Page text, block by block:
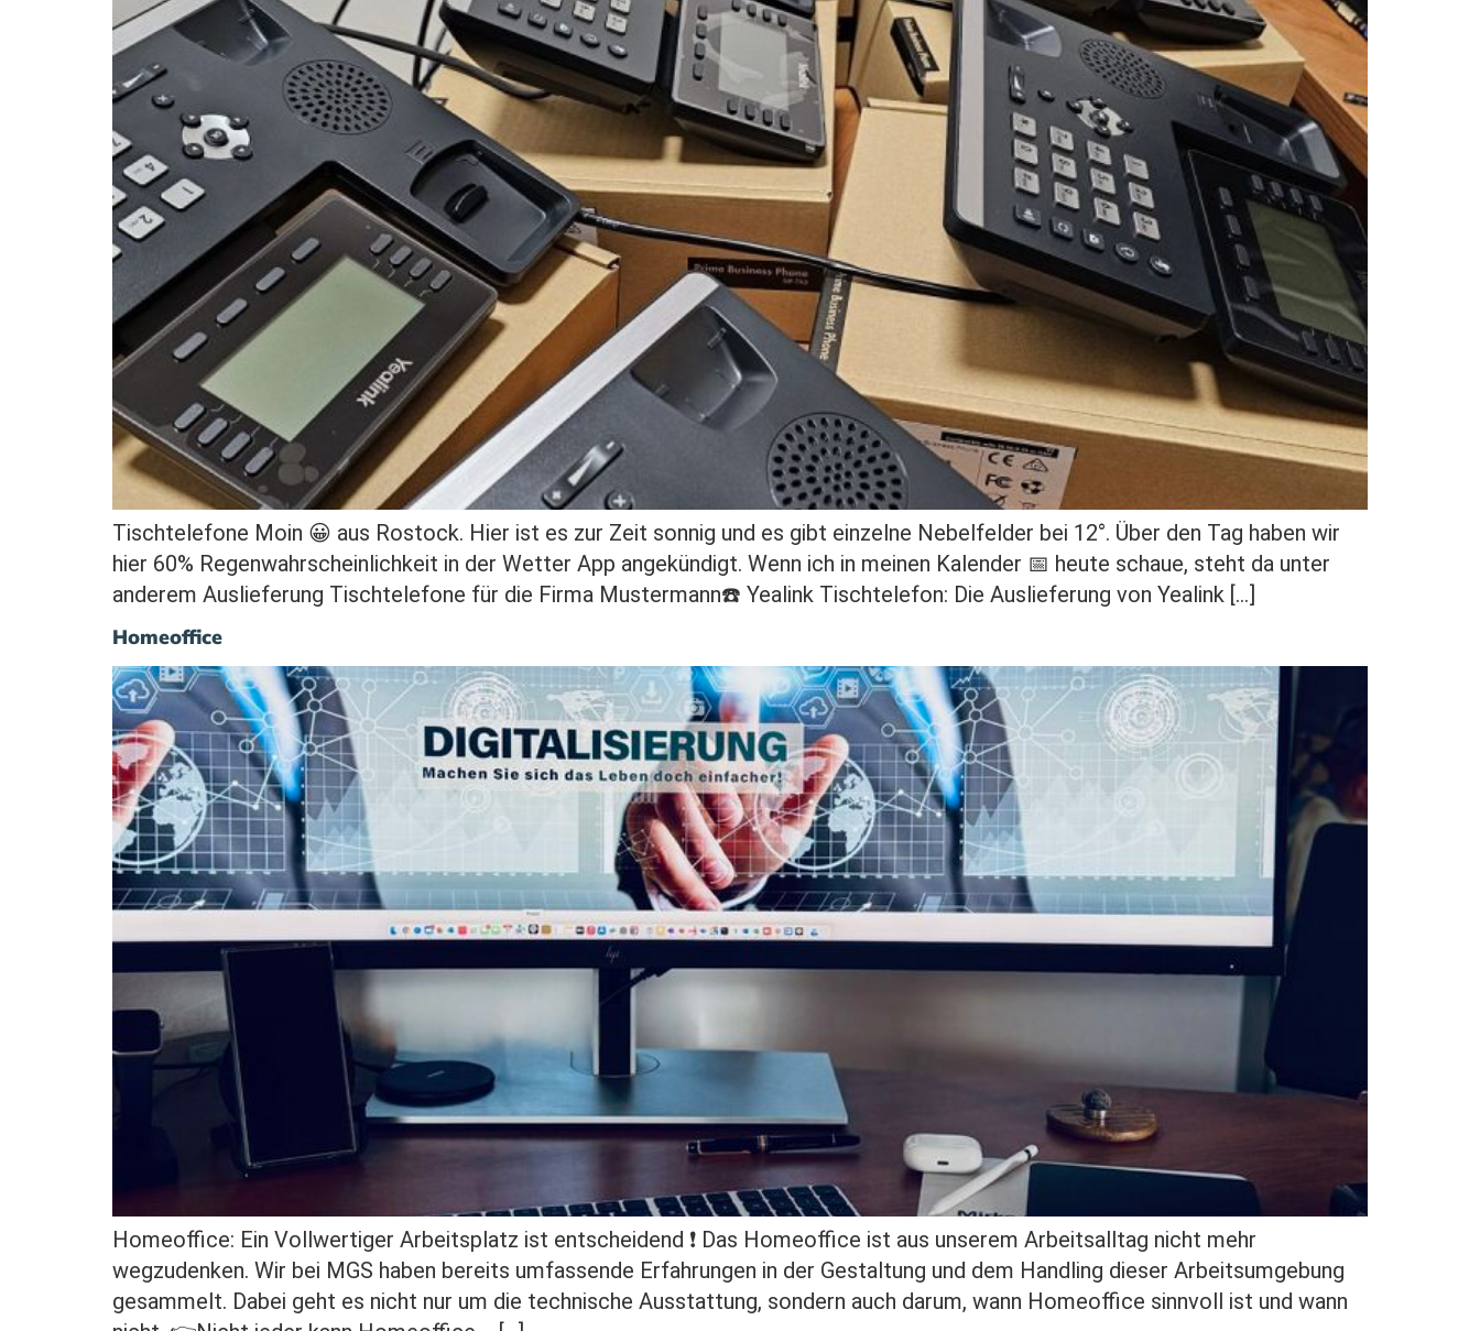
Tischtelefone Moin 😀 aus Rostock. Hier ist es zur Zeit sonnig und es gibt einzelne Nebelfelder bei 12°. Über den Tag haben wir
hier 60% Regenwahrscheinlichkeit in der Wetter App angekündigt. Wenn ich in meinen Kalender 📅 heute schaue, steht da unter
anderem Auslieferung Tischtelefone für die Firma Mustermann☎️ Yealink Tischtelefon: Die Auslieferung von Yealink […]
Homeoffice
Homeoffice: Ein Vollwertiger Arbeitsplatz ist entscheidend ❗️ Das Homeoffice ist aus unserem Arbeitsalltag nicht mehr
wegzudenken. Wir bei MGS haben bereits umfassende Erfahrungen in der Gestaltung und dem Handling dieser Arbeitsumgebung
gesammelt. Dabei geht es nicht nur um die technische Ausstattung, sondern auch darum, wann Homeoffice sinnvoll ist und wann